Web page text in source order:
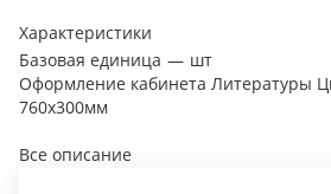
Характеристики
Базовая единица — шт
Оформление кабинета Литературы
760х300мм
Все описание